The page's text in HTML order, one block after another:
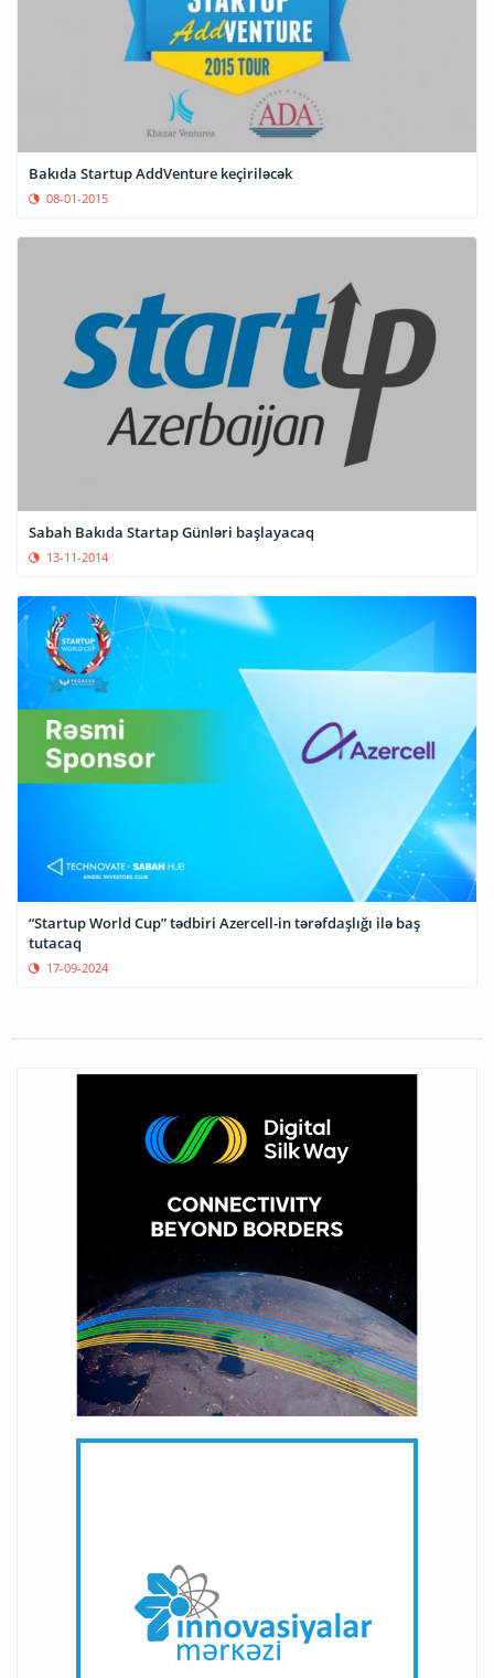
Bakıda Startup AddVenture keçiriləcək
08-01-2015
Sabah Bakıda Startap Günləri başlayacaq
13-11-2014
“Startup World Cup” tədbiri Azercell-in tərəfdaşlığı ilə baş
tutacaq
17-09-2024